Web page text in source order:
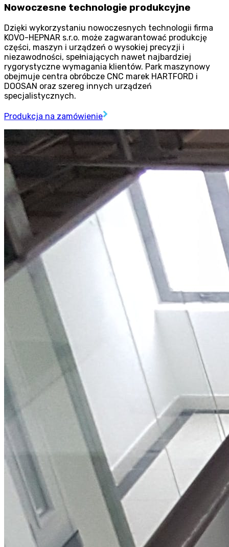
Nowoczesne technologie produkcyjne
Dzięki wykorzystaniu nowoczesnych technologii firma
KOVO-HEPNAR s.r.o. może zagwarantować produkcję
części, maszyn i urządzeń o wysokiej precyzji i
niezawodności, spełniających nawet najbardziej
rygorystyczne wymagania klientów. Park maszynowy
obejmuje centra obróbcze CNC marek HARTFORD i
DOOSAN oraz szereg innych urządzeń
specjalistycznych.
Produkcja na zamówienie